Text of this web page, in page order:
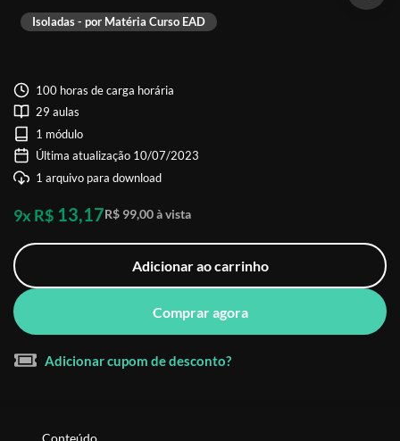
Isoladas - por Matéria Curso EAD
100 horas de carga horária
29 aulas
1 módulo
Última atualização 10/07/2023
1 arquivo para download
9x R$ 13,17R$ 99,00 à vista
Adicionar ao carrinho
Comprar agora
Adicionar cupom de desconto?
Conteúdo